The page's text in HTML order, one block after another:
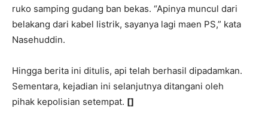
ruko samping gudang ban bekas. “Apinya muncul dari
belakang dari kabel listrik, sayanya lagi maen PS,” kata
Nasehuddin.
Hingga berita ini ditulis, api telah berhasil dipadamkan.
Sementara, kejadian ini selanjutnya ditangani oleh
pihak kepolisian setempat. []